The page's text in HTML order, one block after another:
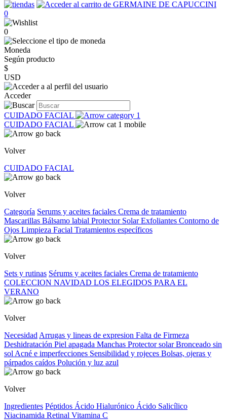
0
0
Moneda
Según producto
$
USD
Acceder
CUIDADO FACIAL
CUIDADO FACIAL
Volver
CUIDADO FACIAL
Volver
Categoría Serums y aceites faciales Crema de tratamiento
Mascarillas Bálsamo labial Protector SolarExfoliantes Contorno de
Ojos Limpieza Facial Tratamientos específicos
Volver
Sets y rutinas Sérums y aceites faciales Crema de tratamiento
COLECCION NAVIDAD LOS ELEGIDOS PARA EL
VERANO
Volver
Necesidad Arrugas y lineas de expresion Falta de Firmeza
Deshidratación Piel apagada Manchas Protector solarBronceado sin
sol Acné e imperfecciones Sensibilidad y rojeces Bolsas, ojeras y
párpados caídos Polución y luz azul
Volver
Ingredientes Péptidos Ácido Hialurónico Ácido Salicílico
Niacinamida Retinal Vitamina C